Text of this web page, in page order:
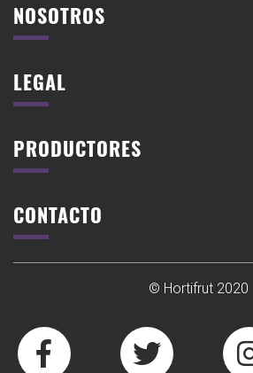
NOSOTROS
LEGAL
PRODUCTORES
CONTACTO
© Hortifrut 2020